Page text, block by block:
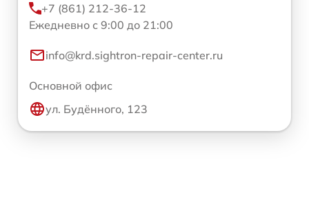
+7 (861) 212-36-12
Ежедневно с 9:00 до 21:00
info@krd.sightron-repair-center.ru
Основной офис
ул. Будённого, 123